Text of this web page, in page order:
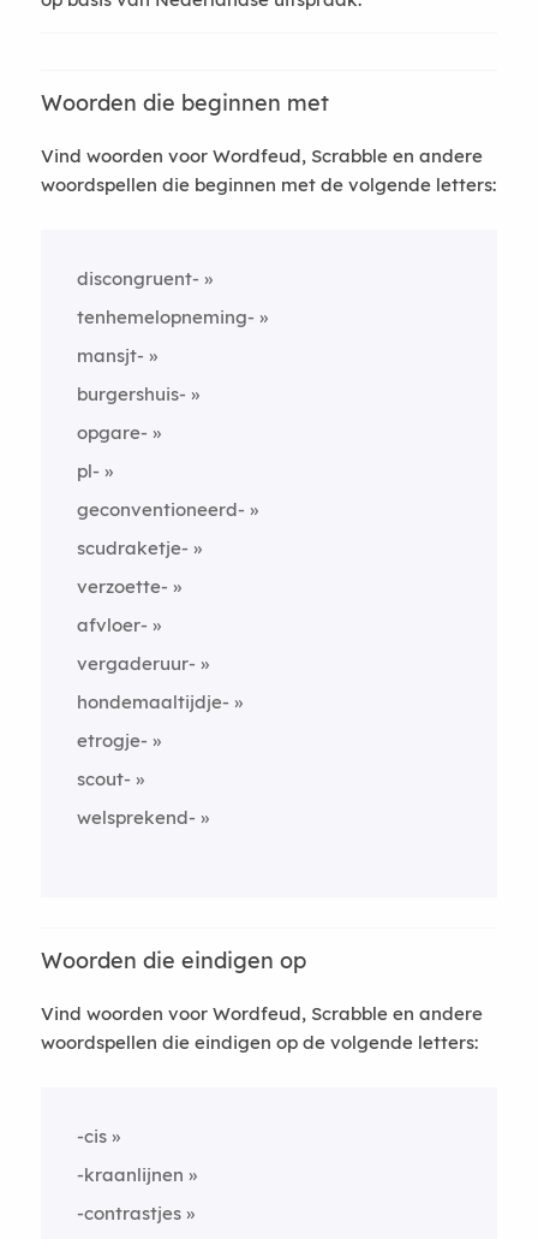
Woorden die beginnen met
Vind woorden voor Wordfeud, Scrabble en andere
woordspellen die beginnen met de volgende letters:
discongruent-
tenhemelopneming-
mansjt-
burgershuis-
opgare-
pl-
geconventioneerd-
scudraketje-
verzoette-
afvloer-
vergaderuur-
hondemaaltijdje-
etrogje-
scout-
welsprekend-
Woorden die eindigen op
Vind woorden voor Wordfeud, Scrabble en andere
woordspellen die eindigen op de volgende letters:
-cis
-kraanlijnen
-contrastjes